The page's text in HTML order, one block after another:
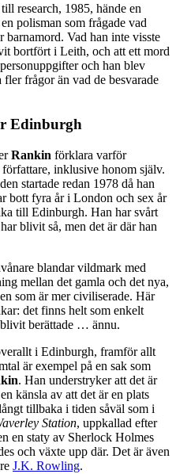
research, 1985, hände en
polisman som frågade vad
barnamord. Vad han inte visste
bortfört i Leith, och att ett mord
och han blev
frågor än vad de besvarade
Edinburgh
Rankin förklara varför
inklusive honom själv.
startade redan 1978 då han
bott fyra år i London och sex år
till Edinburgh. Han har svårt
blivit så, men det är där han
blandar vildmark med
mellan det gamla och det nya,
som är mer civiliserade. Här
det finns helt som enkelt
berättade … ännu.
i Edinburgh, framför allt
är exempel på en sak som
. Han understryker att det är
känsla av att det är en plats
tillbaka i tiden såväl som i
Station, uppkallad efter
en staty av Sherlock Holmes
och växte upp där. Det är även
J.K. Rowling.